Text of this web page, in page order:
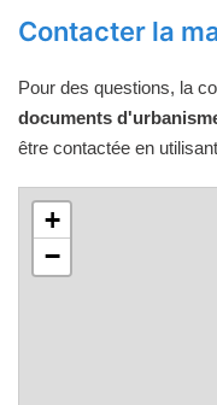
Contacter la
Pour des questions, la
documents
être contactée en
+
−